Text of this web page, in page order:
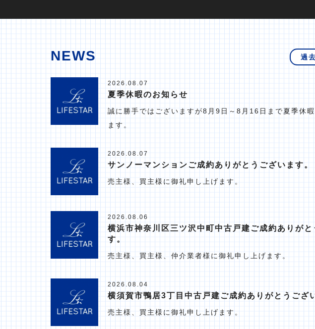
NEWS
2026.08.07
夏季休暇のお知らせ
誠に勝手ではございますが8月9日～8月16日まで夏季休暇
ます。
2026.08.07
サンノーマンションご成約ありがとうございます。
売主様、買主様に御礼申し上げます。
2026.08.06
横浜市神奈川区三ツ沢中町中古戸建ご成約ありがと
す。
売主様、買主様、仲介業者様に御礼申し上げます。
2026.08.04
横須賀市鴨居3丁目中古戸建ご成約ありがとうござ
売主様、買主様に御礼申し上げます。
過